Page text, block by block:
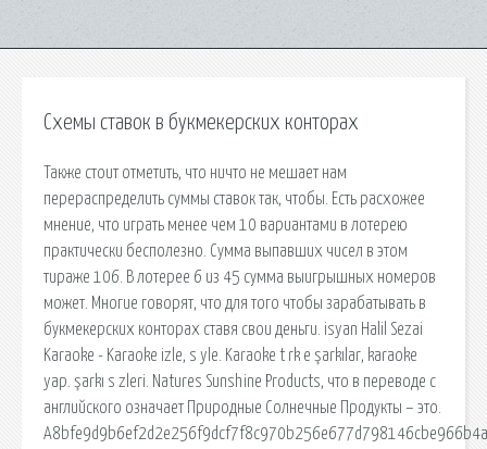
Схемы ставок в букмекерских конторах
Также стоит отметить, что ничто не мешает нам
перераспределить суммы ставок так, чтобы. Есть расхожее
мнение, что играть менее чем 10 вариантами в лотерею
практически бесполезно. Сумма выпавших чисел в этом
тираже 106. В лотерее 6 из 45 сумма выигрышных номеров
может. Многие говорят, что для того чтобы зарабатывать в
букмекерских конторах ставя свои деньги. isyan Halil Sezai
Karaoke - Karaoke izle, s yle. Karaoke t rk e şarkılar, karaoke
yap. şarkı s zleri. Natures Sunshine Products, что в переводе с
английского означает Природные Солнечные Продукты – это.